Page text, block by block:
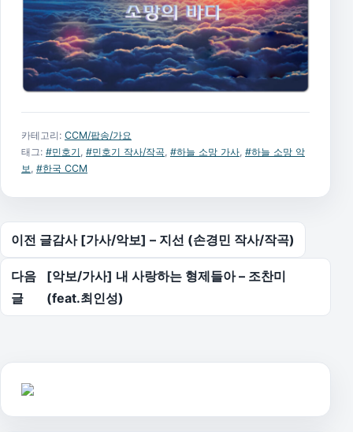
카테고리: CCM/팝송/가요
태그: #민호기 #민호기 작사/작곡 #하늘 소망 가사 #하늘 소망 악
보 #한국 CCM
글 탐색
이전 글감사 [가사/악보] – 지선 (손경민 작사/작곡)
다음
글
[악보/가사] 내 사랑하는 형제들아 – 조찬미
(feat.최인성)